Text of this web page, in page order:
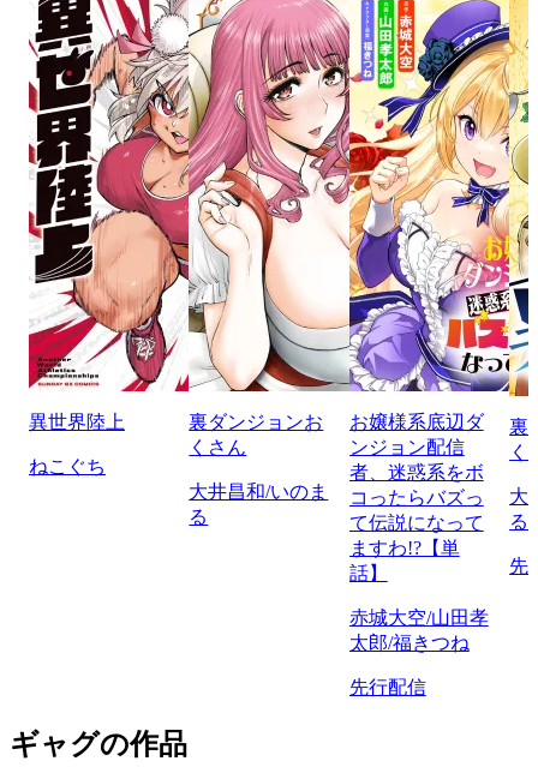
異世界陸上
ねこぐち
裏ダンジョンお
くさん
大井昌和/いのま
る
お嬢様系底辺ダ
ンジョン配信
者、迷惑系をボ
コったらバズっ
て伝説になって
ますわ!?【単
話】
赤城大空/山田孝
太郎/福きつね
先行配信
裏
く
大
る
先
ギャグの作品